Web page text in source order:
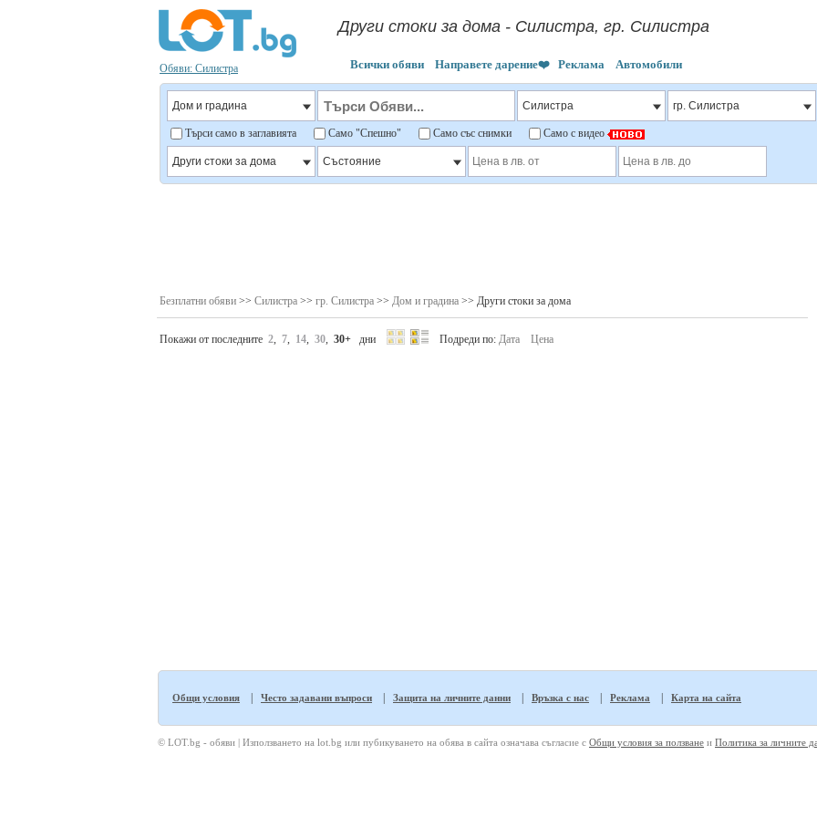
Обяви: Силистра
Други стоки за дома - Силистра, гр. Силистра
Всички обяви Направете дарение❤️ Реклама Автомобили
Търси само в заглавията Само "Спешно" Само със снимки Само с видео
Безплатни обяви >> Силистра >> гр. Силистра >> Дом и градина >> Други стоки за дома
Покажи от последните 2 7 14 30 30+ дни Подреди по: Дата Цена
Общи условия Често задавани въпроси Защита на личните данни Връзка с нас Реклама Карта на сайта
© LOT.bg - обяви | Използването на lot.bg или пубикуването на обява в сайта означава съгласие с Общи условия за ползване и Политика за личните